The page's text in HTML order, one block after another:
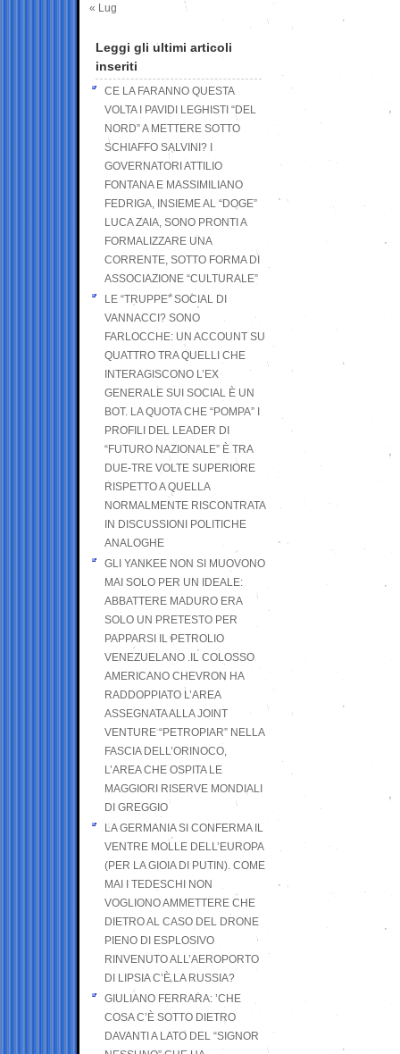
« Lug
Leggi gli ultimi articoli
inseriti
CE LA FARANNO QUESTA
VOLTA I PAVIDI LEGHISTI “DEL
NORD” A METTERE SOTTO
SCHIAFFO SALVINI? I
GOVERNATORI ATTILIO
FONTANA E MASSIMILIANO
FEDRIGA, INSIEME AL “DOGE”
LUCA ZAIA, SONO PRONTI A
FORMALIZZARE UNA
CORRENTE, SOTTO FORMA DI
ASSOCIAZIONE “CULTURALE”
LE “TRUPPE” SOCIAL DI
VANNACCI? SONO
FARLOCCHE: UN ACCOUNT SU
QUATTRO TRA QUELLI CHE
INTERAGISCONO L’EX
GENERALE SUI SOCIAL È UN
BOT. LA QUOTA CHE “POMPA” I
PROFILI DEL LEADER DI
“FUTURO NAZIONALE” È TRA
DUE-TRE VOLTE SUPERIORE
RISPETTO A QUELLA
NORMALMENTE RISCONTRATA
IN DISCUSSIONI POLITICHE
ANALOGHE
GLI YANKEE NON SI MUOVONO
MAI SOLO PER UN IDEALE:
ABBATTERE MADURO ERA
SOLO UN PRETESTO PER
PAPPARSI IL PETROLIO
VENEZUELANO .IL COLOSSO
AMERICANO CHEVRON HA
RADDOPPIATO L’AREA
ASSEGNATA ALLA JOINT
VENTURE “PETROPIAR” NELLA
FASCIA DELL’ORINOCO,
L’AREA CHE OSPITA LE
MAGGIORI RISERVE MONDIALI
DI GREGGIO
LA GERMANIA SI CONFERMA IL
VENTRE MOLLE DELL’EUROPA
(PER LA GIOIA DI PUTIN). COME
MAI I TEDESCHI NON
VOGLIONO AMMETTERE CHE
DIETRO AL CASO DEL DRONE
PIENO DI ESPLOSIVO
RINVENUTO ALL’AEROPORTO
DI LIPSIA C’È LA RUSSIA?
GIULIANO FERRARA: ’CHE
COSA C’È SOTTO DIETRO
DAVANTI A LATO DEL “SIGNOR